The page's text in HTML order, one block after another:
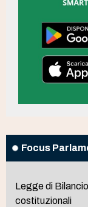
Focus
Legge di
costituzionali